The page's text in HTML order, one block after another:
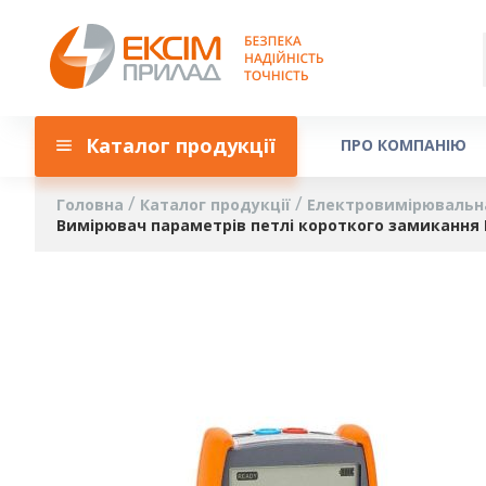
Каталог продукції ПРО КОМПАНІЮ
Головна Каталог продукції
Вимірювач параметрів петлі короткого замикання